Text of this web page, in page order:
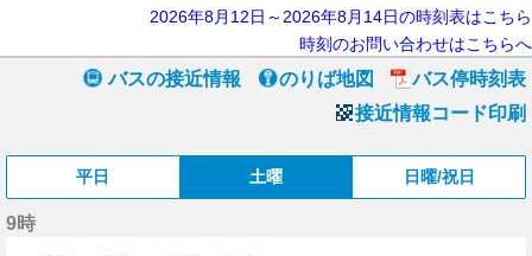
2026年8月12日～2026年8月14日の時刻表はこちら
時刻のお問い合わせはこちらへ
バスの接近情報 のりば地図
バス停時刻表
接近情報コード印刷
平日 土曜 日曜/祝日
9時